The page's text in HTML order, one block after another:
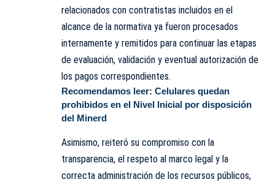
relacionados con contratistas incluidos en el
alcance de la normativa ya fueron procesados
internamente y remitidos para continuar las etapas
de evaluación, validación y eventual autorización de
los pagos correspondientes.
Recomendamos leer: Celulares quedan
prohibidos en el Nivel Inicial por disposición
del Minerd
Asimismo, reiteró su compromiso con la
transparencia, el respeto al marco legal y la
correcta administración de los recursos públicos,